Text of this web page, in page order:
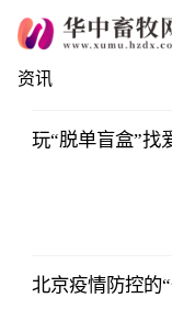
资讯
玩“脱单盲盒”找
北京疫情防控的